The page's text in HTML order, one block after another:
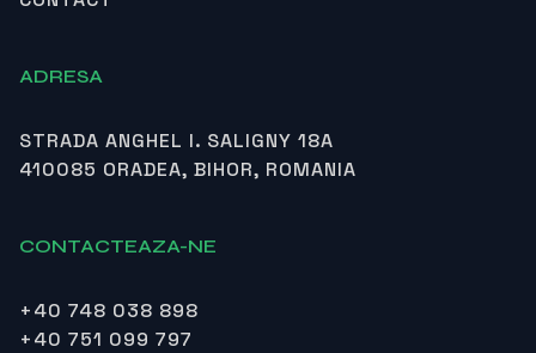
ADRESA
STRADA ANGHEL I. SALIGNY 18A
410085 ORADEA, BIHOR, ROMANIA
CONTACTEAZA-NE
+40 748 038 898
+40 751 099 797